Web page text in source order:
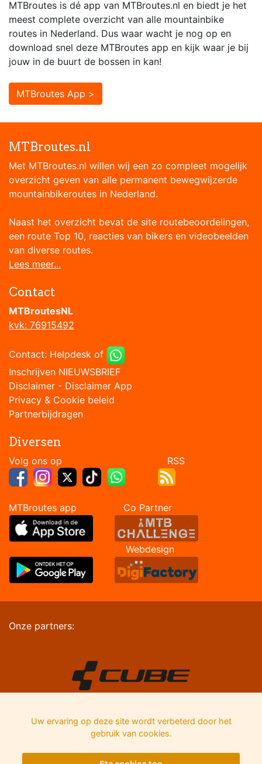
MTBroutes is dé app van MTBroutes.nl en biedt je het
meest complete overzicht van alle mountainbike
routes in Nederland. Dus waar wacht je nog op en
download snel deze MTBroutes app en kijk waar je bij
jouw in de buurt de bossen in kan!
MTBroutes App >
MTBroutes.nl
Met MTBroutes.nl willen wij een zo compleet mogelijk
overzicht geven van alle permanent bewegwijzerde
mountainbikeroutes in Nederland.
Naast het overzicht bevat de site routebeoordelingen,
een route Top 10, reacties van bikers en videobeelden
van diverse routes.
Lees meer...
Contact
MTBroutesNL
kvk: 76915492
Contact: Helpdesk of
Inschrijven NIEUWSBRIEF
Disclaimer - Disclaimer App
Privacy & Cookie beleid
Partnerbijdragen
Diversen
Volg ons op RSS
MTBroutes app Co Partner
Webdesign
Onze partners:
Uw ervaring op deze site wordt verbeterd door het
gebruik van cookies.